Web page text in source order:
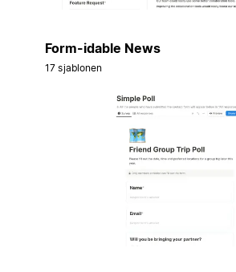
Form-idable News
17 sjablonen